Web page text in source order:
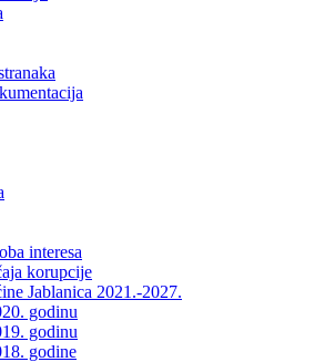
interesa
korupcije
Jablanica 2021.-2027.
godinu
godinu
godine